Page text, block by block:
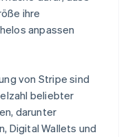
ihre
anpassen
von Stripe sind
beliebter
darunter
Digital Wallets und